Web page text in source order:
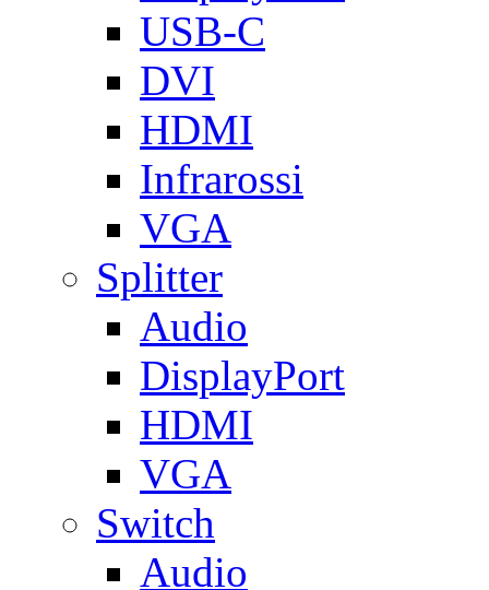
USB-C
DVI
HDMI
Infrarossi
VGA
Splitter
Audio
DisplayPort
HDMI
VGA
Switch
Audio